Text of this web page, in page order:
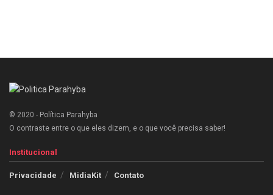
© 2020 - Política Parahyba
O contraste entre o que eles dizem, e o que você precisa saber!
Institucional
Privacidade MidiaKit Contato